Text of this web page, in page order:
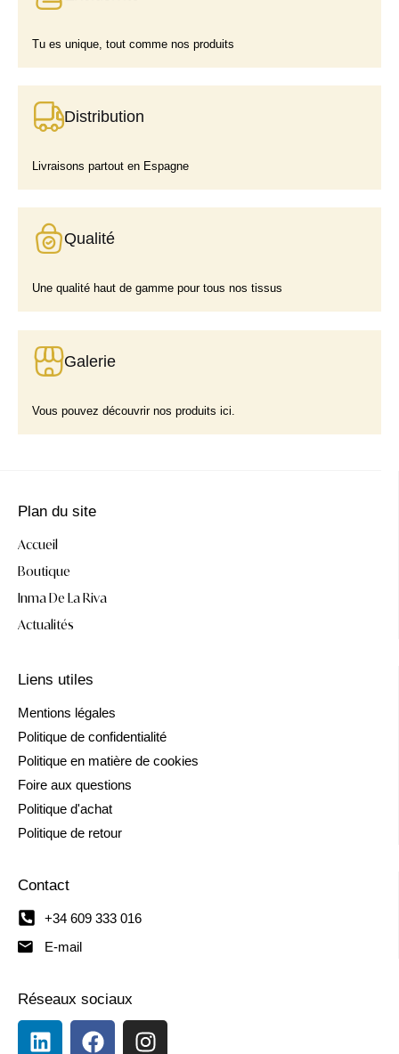
Tu es unique, tout comme nos produits
Distribution
Livraisons partout en Espagne
Qualité
Une qualité haut de gamme pour tous nos tissus
Galerie
Vous pouvez découvrir nos produits ici.
Plan du site
Accueil
Boutique
Inma De La Riva
Actualités
Liens utiles
Mentions légales
Politique de confidentialité
Politique en matière de cookies
Foire aux questions
Politique d'achat
Politique de retour
Contact
+34 609 333 016
E-mail
Réseaux sociaux